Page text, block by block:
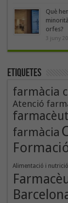
Què
orfes?
3 juny
Etiquetes
farmàcia
Atenció
farmàcia
Alimentació i nutrició